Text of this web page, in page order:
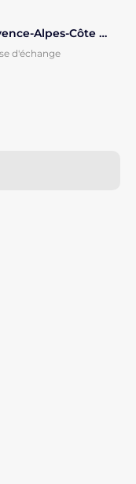
Provence-Alpes-Côte d'Azur
d'échange